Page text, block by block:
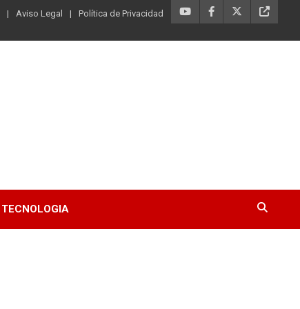
Aviso Legal Política de Privacidad
TECNOLOGIA